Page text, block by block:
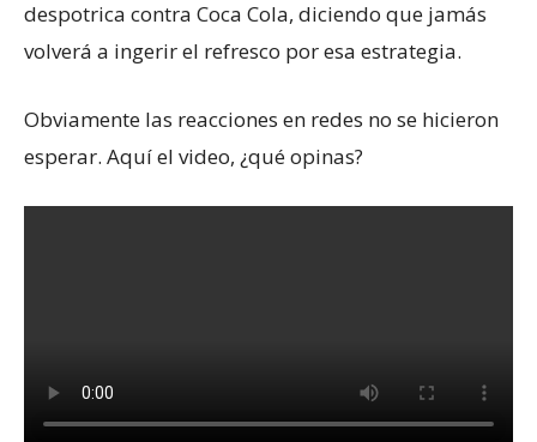
despotrica contra Coca Cola, diciendo que jamás
volverá a ingerir el refresco por esa estrategia.
Obviamente las reacciones en redes no se hicieron
esperar. Aquí el video, ¿qué opinas?